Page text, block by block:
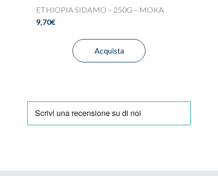
ETHIOPIA SIDAMO – 250G – MOKA
9,70€
Acquista